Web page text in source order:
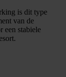
is dit type
van de
een stabiele